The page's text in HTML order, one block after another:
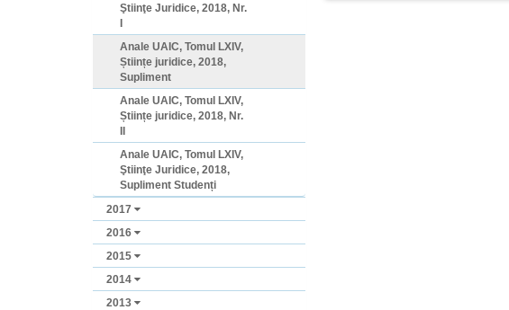
Ştiinţe Juridice, 2018, Nr.
I
Anale UAIC, Tomul LXIV,
Științe juridice, 2018,
Supliment
Anale UAIC, Tomul LXIV,
Științe juridice, 2018, Nr.
II
Anale UAIC, Tomul LXIV,
Ştiinţe Juridice, 2018,
Supliment Studenți
2017
2016
2015
2014
2013